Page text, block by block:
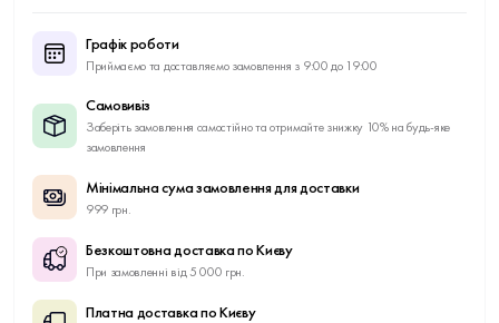
Графік роботи
Приймаємо та доставляємо замовлення з 9:00 до 19:00
Самовивіз
Заберіть замовлення самостійно та отримайте знижку 10% на будь-яке
замовлення
Мінімальна сума замовлення для доставки
999 грн.
Безкоштовна доставка по Києву
При замовленні від 5 000 грн.
Платна доставка по Києву